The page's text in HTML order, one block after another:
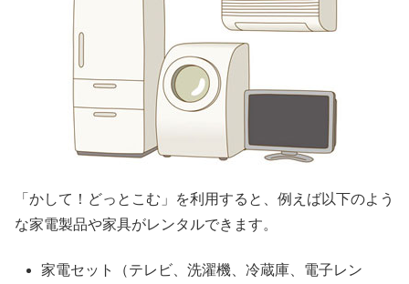
「かして！どっとこむ」を利用すると、例えば以下のよう
な家電製品や家具がレンタルできます。
家電セット（テレビ、洗濯機、冷蔵庫、電子レン